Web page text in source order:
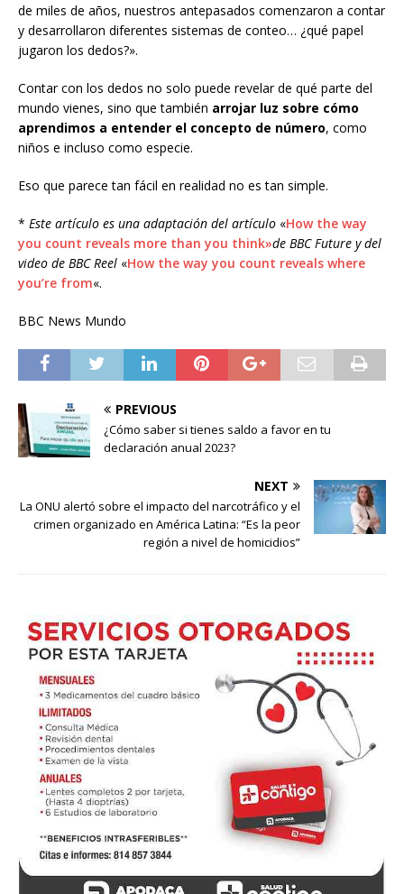
de miles de años, nuestros antepasados ​​comenzaron a contar
y desarrollaron diferentes sistemas de conteo… ¿qué papel
jugaron los dedos?».
Contar con los dedos no solo puede revelar de qué parte del
mundo vienes, sino que también arrojar luz sobre cómo
aprendimos a entender el concepto de número, como
niños e incluso como especie.
Eso que parece tan fácil en realidad no es tan simple.
* Este artículo es una adaptación del artículo «How the way
you count reveals more than you think»de BBC Future y del
video de BBC Reel «How the way you count reveals where
you’re from«.
BBC News Mundo
PREVIOUS
¿Cómo saber si tienes saldo a favor en tu
declaración anual 2023?
NEXT
La ONU alertó sobre el impacto del narcotráfico y el
crimen organizado en América Latina: “Es la peor
región a nivel de homicidios”